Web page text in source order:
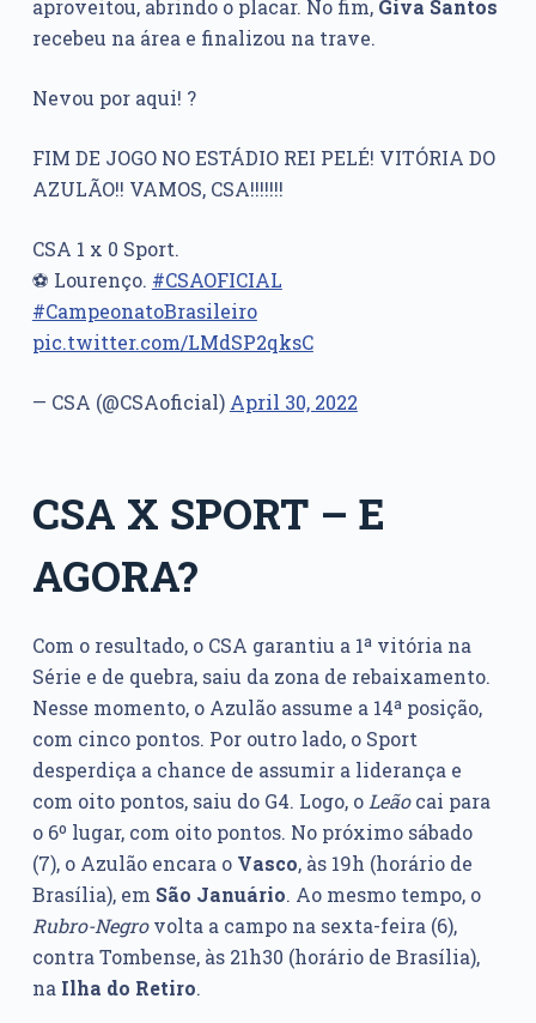
aproveitou, abrindo o placar. No fim, Giva Santos
recebeu na área e finalizou na trave.
Nevou por aqui! ?
FIM DE JOGO NO ESTÁDIO REI PELÉ! VITÓRIA DO
AZULÃO!! VAMOS, CSA!!!!!!!
CSA 1 x 0 Sport.
⚽️ Lourenço. #CSAOFICIAL
#CampeonatoBrasileiro
pic.twitter.com/LMdSP2qksC
— CSA (@CSAoficial) April 30, 2022
CSA X SPORT – E
AGORA?
Com o resultado, o CSA garantiu a 1ª vitória na
Série e de quebra, saiu da zona de rebaixamento.
Nesse momento, o Azulão assume a 14ª posição,
com cinco pontos. Por outro lado, o Sport
desperdiça a chance de assumir a liderança e
com oito pontos, saiu do G4. Logo, oLeãocai para
o 6º lugar, com oito pontos. No próximo sábado
(7), o Azulão encara o Vasco, às 19h (horário de
Brasília), em São Januário. Ao mesmo tempo, o
Rubro-Negrovolta a campo na sexta-feira (6),
contra Tombense, às 21h30 (horário de Brasília),
na Ilha do Retiro.